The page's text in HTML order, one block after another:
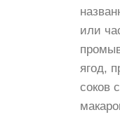
или
ягод,
соков